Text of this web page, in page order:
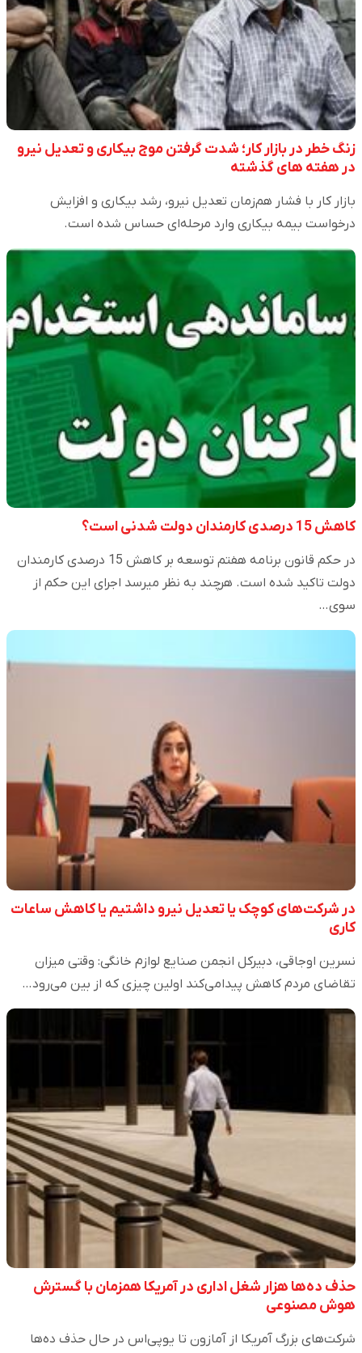
زنگ خطر در بازار کار؛ شدت گرفتن موج بیکاری و تعدیل نیرو
در هفته های گذشته
بازار کار با فشار هم‌زمان تعدیل نیرو، رشد بیکاری و افزایش
درخواست بیمه بیکاری وارد مرحله‌ای حساس شده است.
کاهش 15 درصدی کارمندان دولت شدنی است؟
در حکم قانون برنامه هفتم توسعه بر کاهش 15 درصدی کارمندان
دولت تاکید شده است. هرچند به نظر میرسد اجرای این حکم از
سوی…
در شرکت‌های کوچک یا تعدیل نیرو داشتیم یا کاهش ساعات
کاری
نسرین اوجاقی، دبیرکل انجمن صنایع لوازم خانگی: وقتی میزان
تقاضای مردم کاهش پیدا‌می‌کند اولین چیزی که از بین می‌رود…
حذف ده‌ها هزار شغل اداری در آمریکا همزمان با گسترش
هوش مصنوعی
شرکت‌های بزرگ آمریکا از آمازون تا یو‌پی‌اس در حال حذف ده‌ها